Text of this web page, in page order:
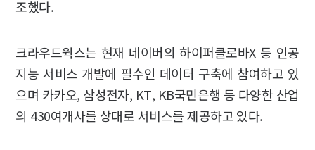
조했다.
크라우드웍스는 현재 네이버의 하이퍼클로바X 등 인공
지능 서비스 개발에 필수인 데이터 구축에 참여하고 있
으며 카카오, 삼성전자, KT, KB국민은행 등 다양한 산업
의 430여개사를 상대로 서비스를 제공하고 있다.